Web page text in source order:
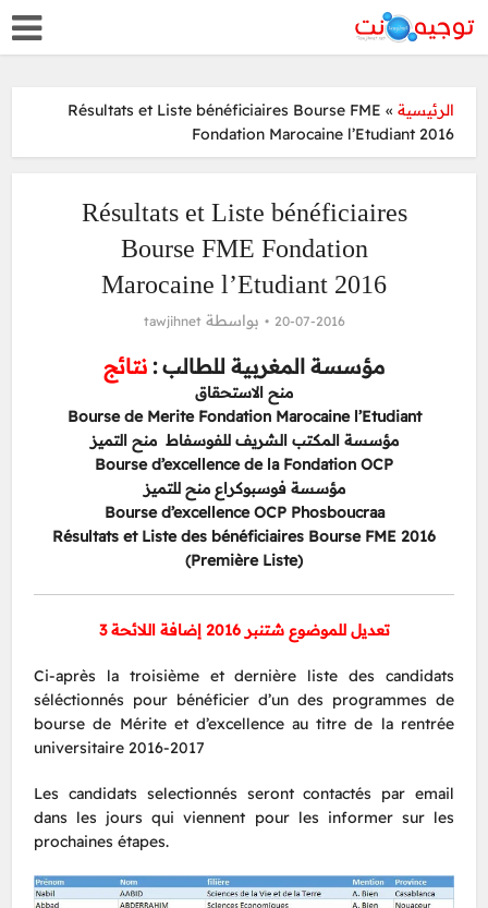
الرئيسية »
Résultats et Liste bénéficiaires Bourse FME
Fondation Marocaine l’Etudiant 2016
Résultats et Liste bénéficiaires
Bourse FME Fondation
Marocaine l’Etudiant 2016
20-07-2016 بواسطةtawjihnet
مؤسسة المغربية للطالب : نتائج
منح الاستحقاق
Bourse de Merite Fondation Marocaine l’Etudiant
مؤسسة المكتب الشريف للفوسفاط منح التميز
Bourse d’excellence de la Fondation OCP
مؤسسة فوسبوكراع منح للتميز
Bourse d’excellence OCP Phosboucraa
Résultats et Liste des bénéficiaires Bourse FME 2016
(Première Liste)
تعديل للموضوع شتنبر 2016 إضافة اللائحة 3
Ci-après la troisième et dernière liste des candidats
séléctionnés pour bénéficier d’un des programmes de
bourse de Mérite et d’excellence au titre de la rentrée
universitaire 2016-2017
Les candidats selectionnés seront contactés par email
dans les jours qui viennent pour les informer sur les
prochaines étapes.